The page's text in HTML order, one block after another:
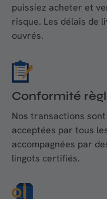
puissiez acheter et
risque. Les délais de
ouvrés.
Conformité
Nos transactions
acceptées par tous
accompagnées par
lingots certifiés.